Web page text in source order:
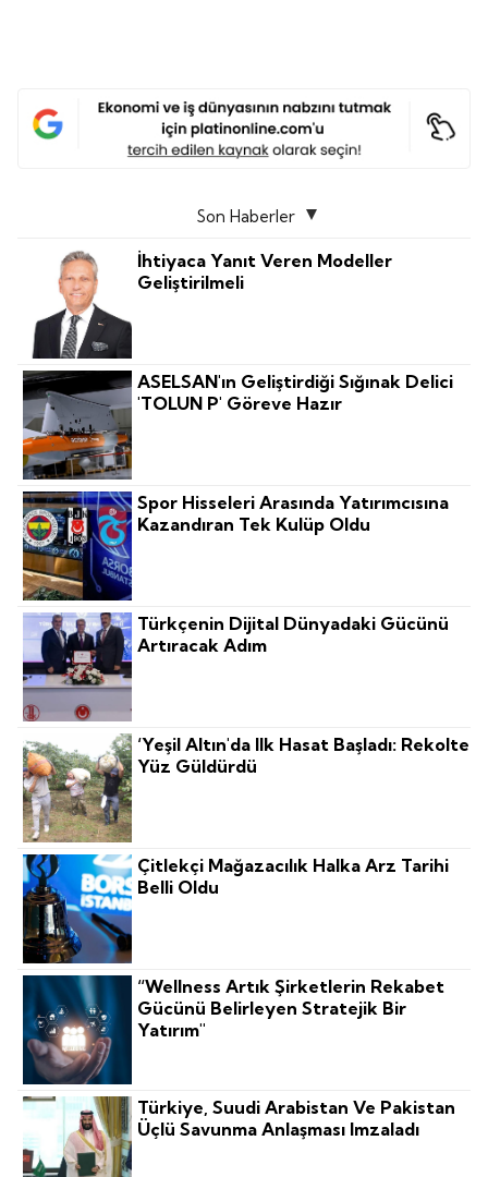
Son Haberler
İhtiyaca Yanıt Veren Modeller
Geliştirilmeli
ASELSAN'ın Geliştirdiği Sığınak Delici
'TOLUN P' Göreve Hazır
Spor Hisseleri Arasında Yatırımcısına
Kazandıran Tek Kulüp Oldu
Türkçenin Dijital Dünyadaki Gücünü
Artıracak Adım
‘Yeşil Altın'da Ilk Hasat Başladı: Rekolte
Yüz Güldürdü
Çitlekçi Mağazacılık Halka Arz Tarihi
Belli Oldu
“Wellness Artık Şirketlerin Rekabet
Gücünü Belirleyen Stratejik Bir
Yatırım"
Türkiye, Suudi Arabistan Ve Pakistan
Üçlü Savunma Anlaşması Imzaladı